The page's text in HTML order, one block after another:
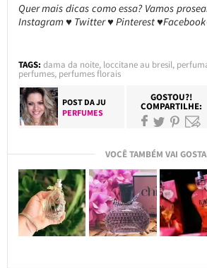
Quer mais dicas como essa? Vamos
Instagram ♥ Twitter ♥ Pinterest
TAGS: dama da noite, loccitane au bresil,
perfumes, perfumes florais
POST DAJU
PERFUMES
GOSTOU?!
COMPARTILHE:
VOCÊ TAMBÉM VAI